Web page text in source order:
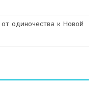
одиночества к Новой